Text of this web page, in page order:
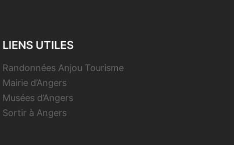
LIENS UTILES
Randonnées Anjou Tourisme
Mairie d’Angers
Musées d’Angers
Sortir à Angers